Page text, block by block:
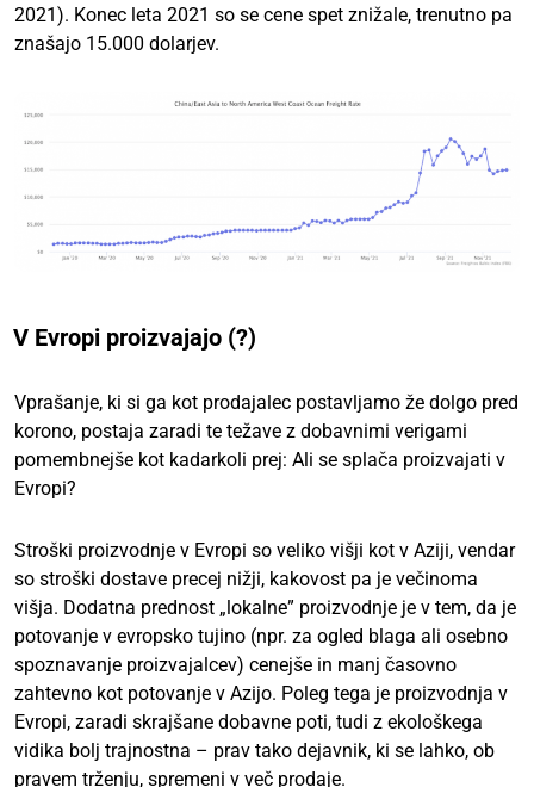
2021). Konec leta 2021 so se cene spet znižale, trenutno pa
znašajo 15.000 dolarjev.
V Evropi proizvajajo (?)
Vprašanje, ki si ga kot prodajalec postavljamo že dolgo pred
korono, postaja zaradi te težave z dobavnimi verigami
pomembnejše kot kadarkoli prej: Ali se splača proizvajati v
Evropi?
Stroški proizvodnje v Evropi so veliko višji kot v Aziji, vendar
so stroški dostave precej nižji, kakovost pa je večinoma
višja. Dodatna prednost „lokalne” proizvodnje je v tem, da je
potovanje v evropsko tujino (npr. za ogled blaga ali osebno
spoznavanje proizvajalcev) cenejše in manj časovno
zahtevno kot potovanje v Azijo. Poleg tega je proizvodnja v
Evropi, zaradi skrajšane dobavne poti, tudi z ekološkega
vidika bolj trajnostna – prav tako dejavnik, ki se lahko, ob
pravem trženju, spremeni v več prodaje.